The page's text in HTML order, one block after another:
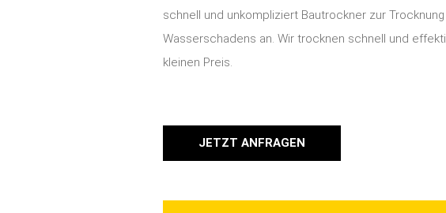
schnell und unkompliziert Bautrockner zur
Wasserschadens an. Wir trocknen schnell und
kleinen Preis.
JETZT ANFRAGEN